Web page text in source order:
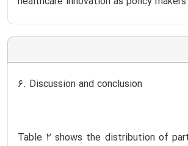
6. Discussion and conclusion
Table 2 shows the distribution of